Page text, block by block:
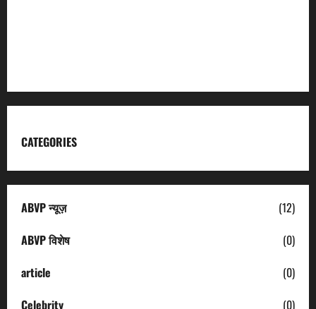
CATEGORIES
ABVP न्यूज़
(12)
ABVP विशेष
(0)
article
(0)
Celebrity
(0)